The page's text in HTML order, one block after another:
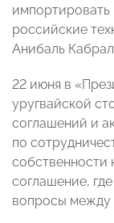
импортировать
российские
Анибаль
22 июня в
уругвайской
соглашений и
по
собственности
соглашение,
вопросы между